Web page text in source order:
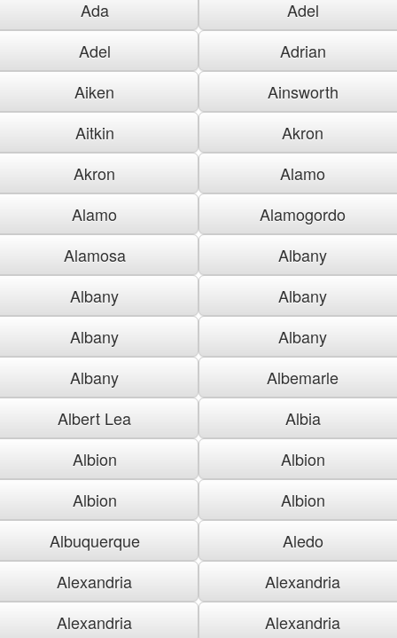
Ada
Adel
Adel
Adrian
Aiken
Ainsworth
Aitkin
Akron
Akron
Alamo
Alamo
Alamogordo
Alamosa
Albany
Albany
Albany
Albany
Albany
Albany
Albemarle
Albert Lea
Albia
Albion
Albion
Albion
Albion
Albuquerque
Aledo
Alexandria
Alexandria
Alexandria
Alexandria